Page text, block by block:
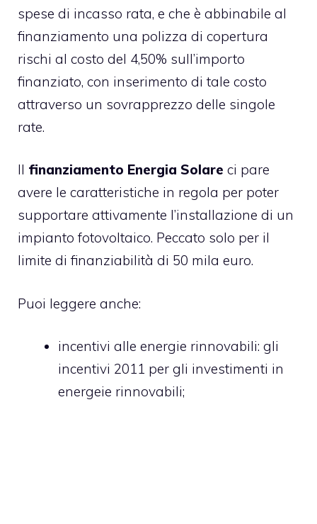
spese di incasso rata, e che è abbinabile al
finanziamento una polizza di copertura
rischi al costo del 4,50% sull’importo
finanziato, con inserimento di tale costo
attraverso un sovrapprezzo delle singole
rate.
Il finanziamento Energia Solare ci pare
avere le caratteristiche in regola per poter
supportare attivamente l’installazione di un
impianto fotovoltaico. Peccato solo per il
limite di finanziabilità di 50 mila euro.
Puoi leggere anche:
incentivi alle energie rinnovabili: gli
incentivi 2011 per gli investimenti in
energeie rinnovabili;